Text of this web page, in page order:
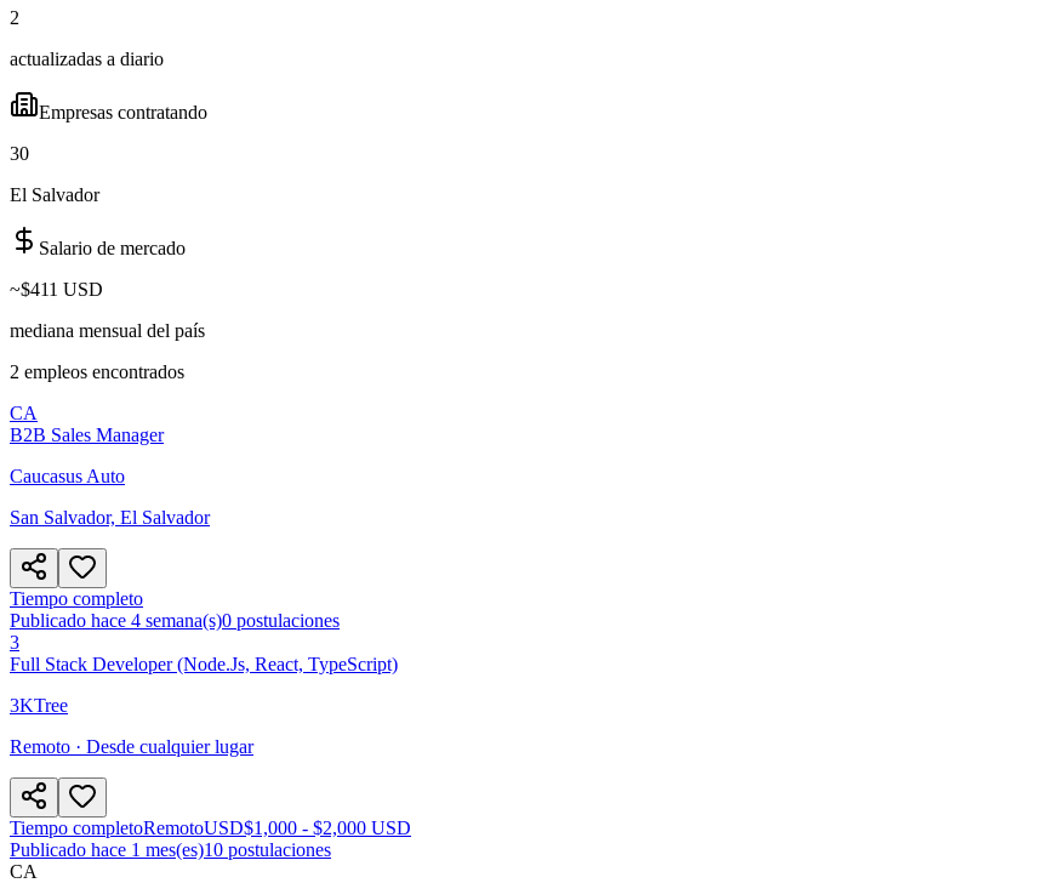
2
actualizadas a diario
Empresas contratando
30
El Salvador
Salario de mercado
~$411 USD
mediana mensual del país
2 empleos encontrados
CA
B2B Sales Manager
Caucasus Auto
San Salvador, El Salvador
Tiempo completo
Publicado hace 4 semana(s)0 postulaciones
3
Full Stack Developer (Node.js, React, TypeScript)
3KTree
Remoto · Desde cualquier lugar
Tiempo completoRemotoUSD$1,000 - $2,000 USD
Publicado hace 1 mes(es)10 postulaciones
CA